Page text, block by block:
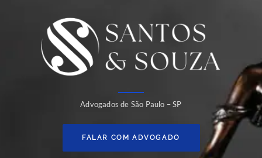
Advogados de São Paulo – SP
FALAR COM ADVOGADO